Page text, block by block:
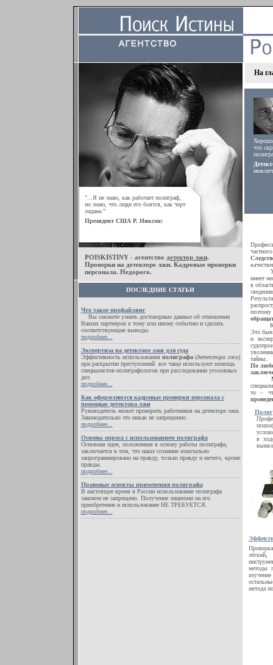
"...Я не знаю, как работает полиграф,
но знаю, что люди его боятся, как черт
ладана."
Президент США Р. Никсон:
POISKISTINY - агентство детектор лжи.
Проверки на детекторе лжи. Кадровые проверки
персонала. Недорого.
ПОСЛЕДНИЕ СТАТЬИ
Что такое профайлинг
Вы сможете узнать достоверные данные об отношении
Ваших партнеров к тому или иному событию и сделать
соответствующие выводы.
подробнее...
Экспертиза на детекторе лжи для суда
Эффективность использования полиграфа(детектора лжи)
при раскрытии преступлений все чаще используют помощь
специалистов-полиграфологов при расследовании уголовных
дел.
подробнее...
Как оформляются кадровые проверки персонала с
помощью детектора лжи
Руководитель может проверить работников на детекторе лжи.
Законодательно это никак не запрещенно.
подробнее...
Основы опроса с использованием полиграфа
Основная идея, положенная в основу работы полиграфа,
заключается в том, что наше сознание изначально
запрограммировано на правду, только правду и ничего, кроме
правды.
подробнее...
Правовые аспекты применения полиграфа
В настоящее время в России использование полиграфа
законом не запрещено. Получение лицензии на его
приобретение и использование НЕ ТРЕБУЕТСЯ.
подробнее...
На
что
имеет
в
Это
и
тайны.
По
то –
в
методы
метода